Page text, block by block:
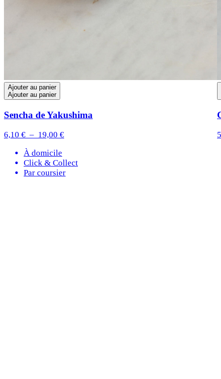
Ajouter au panier
Ajouter au panier
Sencha de Yakushima
6,10 € – 19,00 €Plage
6,10 €
à
À domicile
Click & Collect
Par coursier